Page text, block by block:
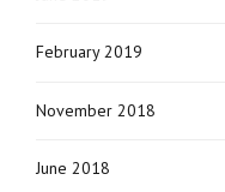
February 2019
November 2018
June 2018